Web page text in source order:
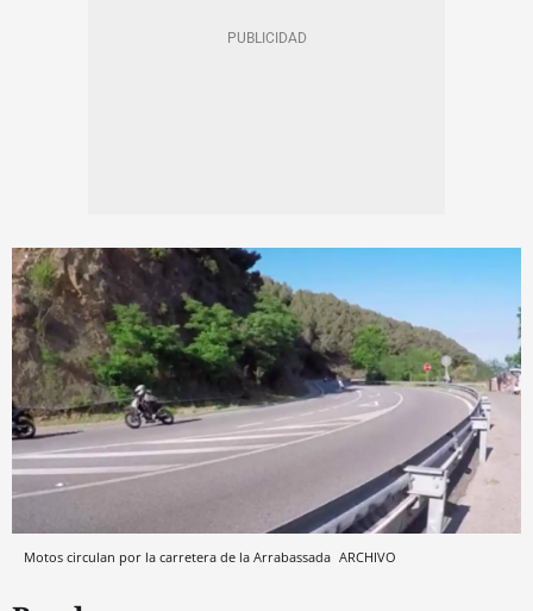
Motos circulan por la carretera de la Arrabassada ARCHIVO